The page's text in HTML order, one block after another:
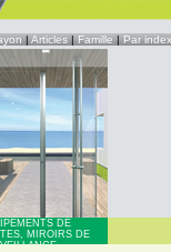
|Articles|Famille|Par index
DE
MIROIRS DE